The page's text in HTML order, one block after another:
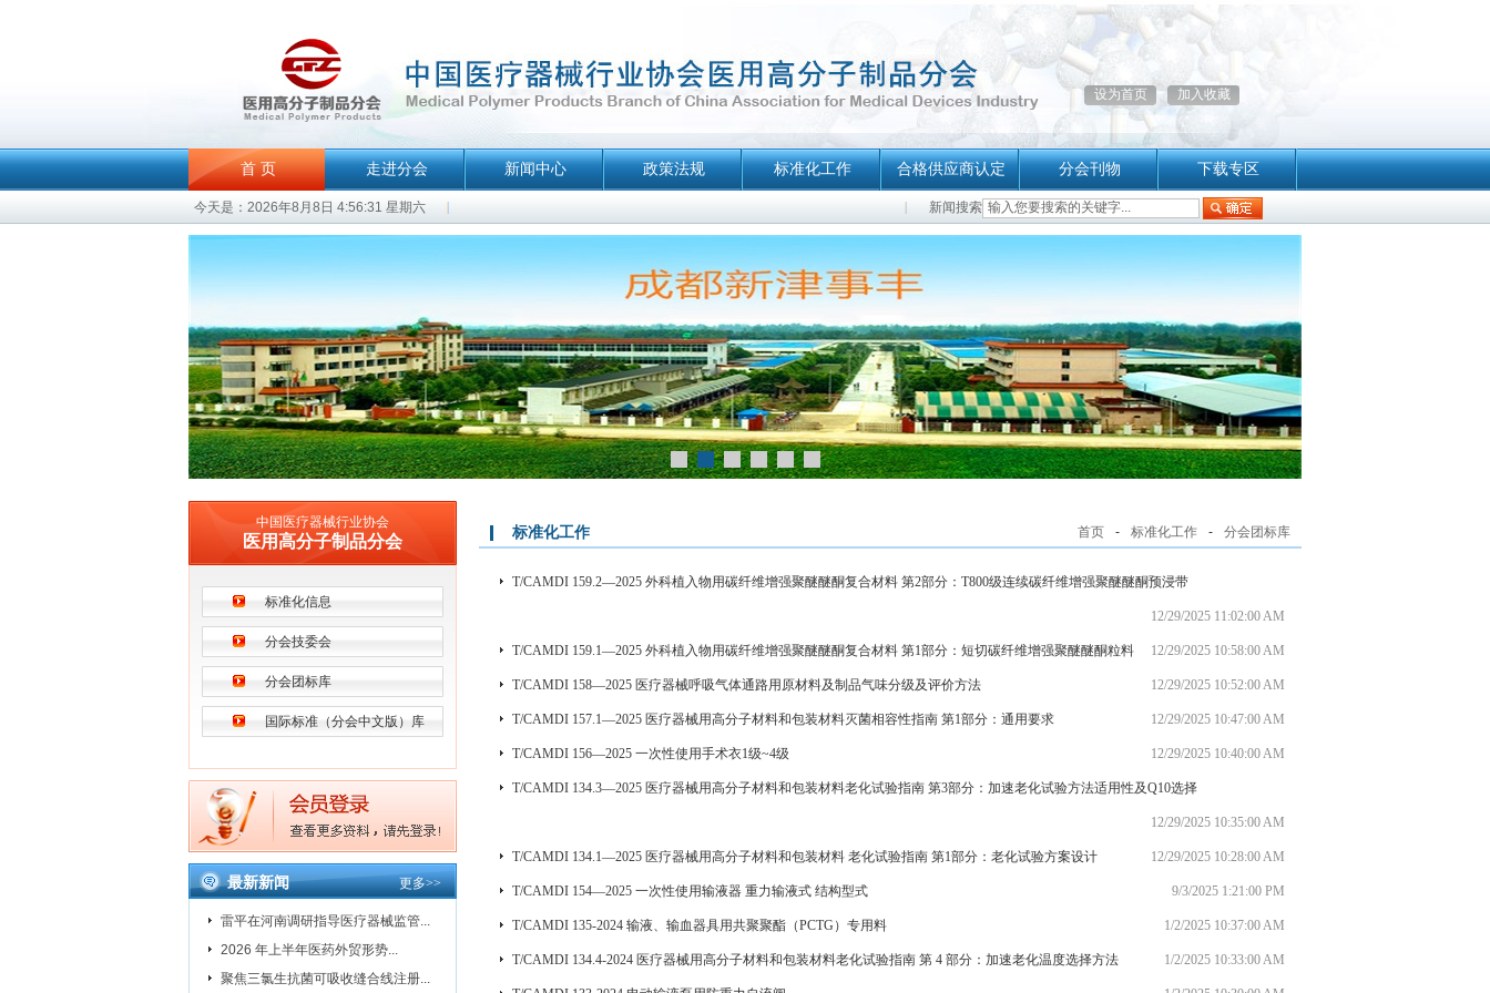
设为首页 加入收藏
首 页
今天是：2026年8月8日 4:56:31 星期六 新闻搜索
走进分会 新闻中心 政策法规 标准化工作 合格供应商认定 分会刊物 下载专区
中国医疗器械行业协会
医用高分子制品分会
标准化信息
分会技委会
分会团标库
国际标准（分会中文版）库
最新新闻 更多>>
雷平在河南调研指导医疗器械监管...
2026 年上半年医药外贸形势...
聚焦三氯生抗菌可吸收缝合线注册...
标准化工作 首页 - 标准化工作 - 分会团标库
T/CAMDI 159.2—2025 外科植入物用碳纤维增强聚醚醚酮复合材料 第2部分：T800级连续碳纤维增强聚醚醚酮预浸带
12/29/2025 11:02:00 AM
T/CAMDI 159.1—2025 外科植入物用碳纤维增强聚醚醚酮复合材料 第1部分：短切碳纤维增强聚醚醚酮粒料 12/29/2025 10:58:00 AM
T/CAMDI 158—2025 医疗器械呼吸气体通路用原材料及制品气味分级及评价方法 12/29/2025 10:52:00 AM
T/CAMDI 157.1—2025 医疗器械用高分子材料和包装材料灭菌相容性指南 第1部分：通用要求 12/29/2025 10:47:00 AM
T/CAMDI 156—2025 一次性使用手术衣1级~4级 12/29/2025 10:40:00 AM
T/CAMDI 134.3—2025 医疗器械用高分子材料和包装材料老化试验指南 第3部分：加速老化试验方法适用性及Q10选择
12/29/2025 10:35:00 AM
T/CAMDI 134.1—2025 医疗器械用高分子材料和包装材料 老化试验指南 第1部分：老化试验方案设计 12/29/2025 10:28:00 AM
T/CAMDI 154—2025 一次性使用输液器 重力输液式 结构型式 9/3/2025 1:21:00 PM
T/CAMDI 135-2024 输液、输血器具用共聚聚酯（PCTG）专用料 1/2/2025 10:37:00 AM
T/CAMDI 134.4-2024 医疗器械用高分子材料和包装材料老化试验指南 第 4 部分：加速老化温度选择方法 1/2/2025 10:33:00 AM